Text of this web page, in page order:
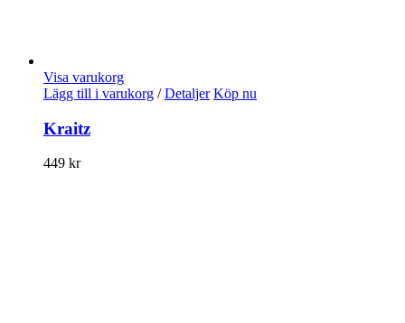
Visa varukorg
Lägg till i varukorg / Detaljer Köp nu
Kraitz
449 kr